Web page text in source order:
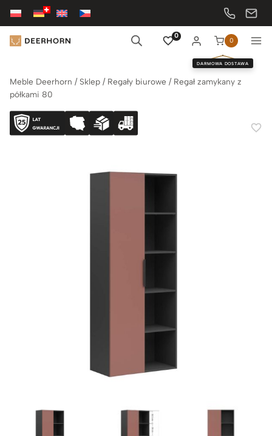
Przejdź
treści
0
0
DARMOWA DOSTAWA
Meble Deerhorn / Sklep / Regały biurowe / Regał zamykany z
półkami 80